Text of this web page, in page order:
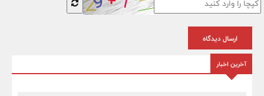
ارسال دیدگاه
آخرین اخبار